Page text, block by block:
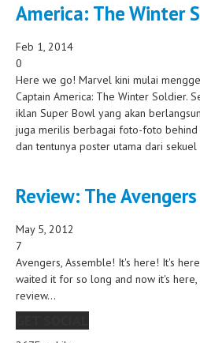
America: The Winter
Feb 1, 2014
0
Here we go! Marvel kini mulai
Captain America: The Winter Soldier.
iklan Super Bowl yang akan
juga merilis berbagai foto-foto behind
dan tentunya poster utama dari sekuel
Review: The
May 5, 2012
7
Avengers, Assemble! It's here! It's
waited it for so long and now it's here,
review...